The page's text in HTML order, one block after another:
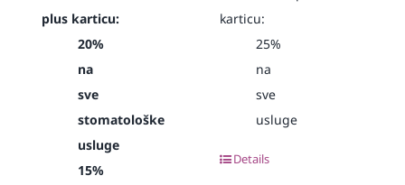
plus karticu:
20%
na
sve
stomatološke
usluge
15%
karticu:
25%
na
sve
usluge
Details